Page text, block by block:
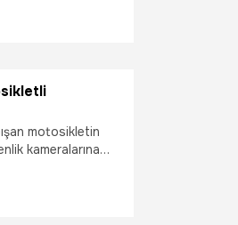
motosikletin
kameralarına